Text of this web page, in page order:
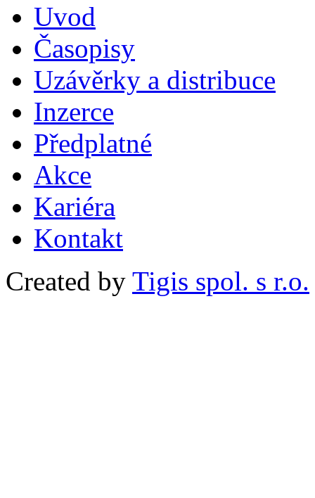
Uvod
Časopisy
Uzávěrky a distribuce
Inzerce
Předplatné
Akce
Kariéra
Kontakt
Created by Tigis spol. s r.o.